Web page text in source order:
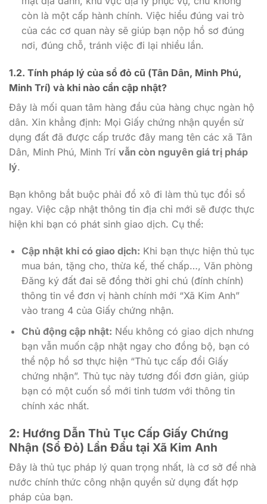
còn là một cấp hành chính. Việc hiểu đúng vai trò
của các cơ quan này sẽ giúp bạn nộp hồ sơ đúng
nơi, đúng chỗ, tránh việc đi lại nhiều lần.
1.2. Tính pháp lý của sổ đỏ cũ (Tân Dân, Minh Phú,
Minh Trí) và khi nào cần cập nhật?
Đây là mối quan tâm hàng đầu của hàng chục ngàn hộ
dân. Xin khẳng định: Mọi Giấy chứng nhận quyền sử
dụng đất đã được cấp trước đây mang tên các xã Tân
Dân, Minh Phú, Minh Trí vẫn còn nguyên giá trị pháp
lý.
Bạn không bắt buộc phải đổ xô đi làm thủ tục đổi sổ
ngay. Việc cập nhật thông tin địa chỉ mới sẽ được thực
hiện khi bạn có phát sinh giao dịch. Cụ thể:
Cập nhật khi có giao dịch: Khi bạn thực hiện thủ tục
mua bán, tặng cho, thừa kế, thế chấp…, Văn phòng
Đăng ký đất đai sẽ đồng thời ghi chú (đính chính)
thông tin về đơn vị hành chính mới “Xã Kim Anh”
vào trang 4 của Giấy chứng nhận.
Chủ động cập nhật: Nếu không có giao dịch nhưng
bạn vẫn muốn cập nhật ngay cho đồng bộ, bạn có
thể nộp hồ sơ thực hiện “Thủ tục cấp đổi Giấy
chứng nhận”. Thủ tục này tương đối đơn giản, giúp
bạn có một cuốn sổ mới tinh tươm với thông tin
chính xác nhất.
2: Hướng Dẫn Thủ Tục Cấp Giấy Chứng
Nhận (Sổ Đỏ) Lần Đầu tại Xã Kim Anh
Đây là thủ tục pháp lý quan trọng nhất, là cơ sở để nhà
nước chính thức công nhận quyền sử dụng đất hợp
pháp của bạn.